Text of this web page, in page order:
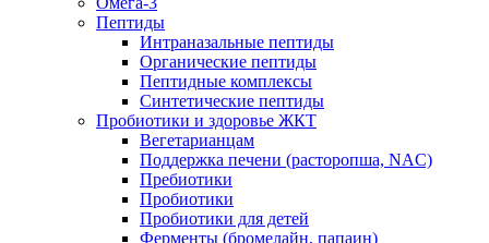
Пептиды
Интраназальные пептиды
Органические пептиды
Пептидные комплексы
Синтетические пептиды
Пробиотики и здоровье ЖКТ
Вегетарианцам
Поддержка печени (расторопша, NAC)
Пребиотики
Пробиотики
Пробиотики для детей
Ферменты (бромелайн, папаин)